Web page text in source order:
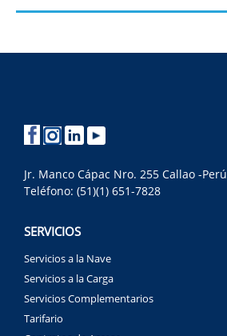
Jr. Manco Cápac Nro. 255 Callao -Perú
Teléfono: (51)(1) 651-7828
SERVICIOS
Servicios a la Nave
Servicios a la Carga
Servicios Complementarios
Tarifario